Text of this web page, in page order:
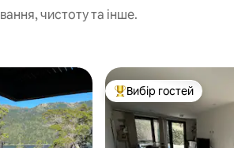
чистоту та інше.
Топ вибір гостей
Вибір гостей